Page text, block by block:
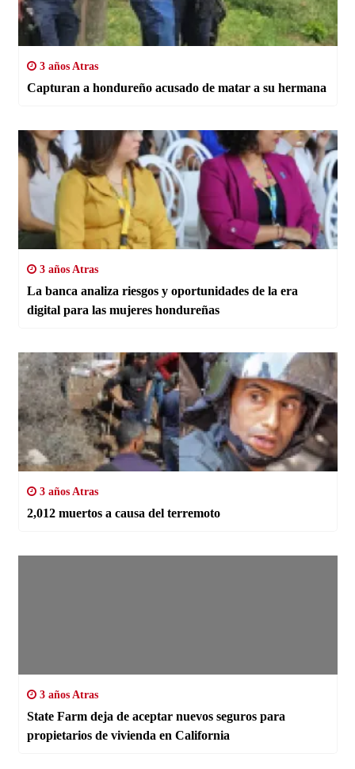
3 años Atras
Capturan a hondureño acusado de matar a su hermana
3 años Atras
La banca analiza riesgos y oportunidades de la era
digital para las mujeres hondureñas
3 años Atras
2,012 muertos a causa del terremoto
3 años Atras
State Farm deja de aceptar nuevos seguros para
propietarios de vivienda en California